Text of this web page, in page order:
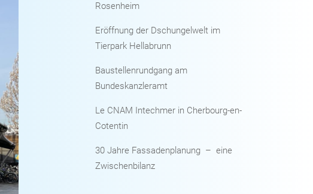
Rosenheim
Eröffnung der Dschungelwelt im
Tierpark Hellabrunn
Baustellenrundgang am
Bundeskanzleramt
Le CNAM Intechmer in Cherbourg-en-
Cotentin
30 Jahre Fassadenplanung – eine
Zwischenbilanz